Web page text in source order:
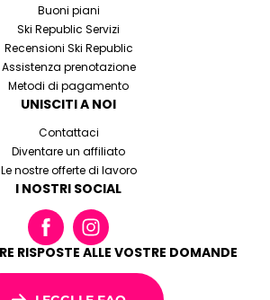
Buoni piani
Ski Republic Servizi
Recensioni Ski Republic
Assistenza prenotazione
Metodi di pagamento
UNISCITI A NOI
Contattaci
Diventare un affiliato
Le nostre offerte di lavoro
I NOSTRI SOCIAL
RISPOSTE ALLE VOSTRE DOMANDE